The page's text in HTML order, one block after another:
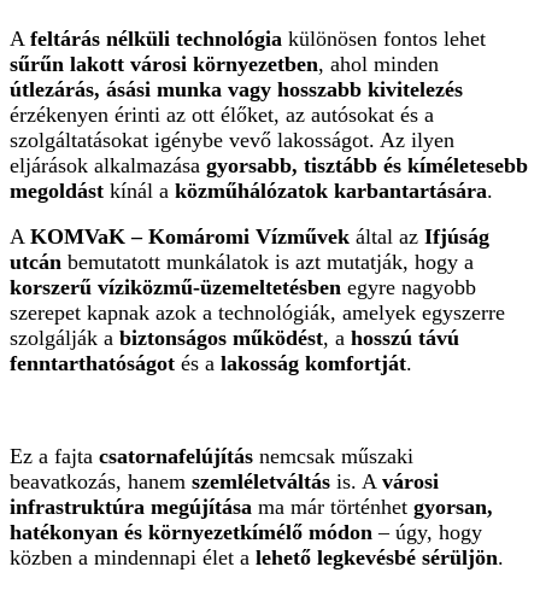
A feltárás nélküli technológia különösen fontos lehet
sűrűn lakott városi környezetben, ahol minden
útlezárás, ásási munka vagy hosszabb kivitelezés
érzékenyen érinti az ott élőket, az autósokat és a
szolgáltatásokat igénybe vevő lakosságot. Az ilyen
eljárások alkalmazása gyorsabb, tisztább és kíméletesebb
megoldást kínál a közműhálózatok karbantartására.
A KOMVaK – Komáromi Vízművek által az Ifjúság
utcán bemutatott munkálatok is azt mutatják, hogy a
korszerű víziközmű-üzemeltetésben egyre nagyobb
szerepet kapnak azok a technológiák, amelyek egyszerre
szolgálják a biztonságos működést, a hosszú távú
fenntarthatóságot és a lakosság komfortját.
Ez a fajta csatornafelújítás nemcsak műszaki
beavatkozás, hanem szemléletváltás is. A városi
infrastruktúra megújítása ma már történhet gyorsan,
hatékonyan és környezetkímélő módon – úgy, hogy
közben a mindennapi élet a lehető legkevésbé sérüljön.